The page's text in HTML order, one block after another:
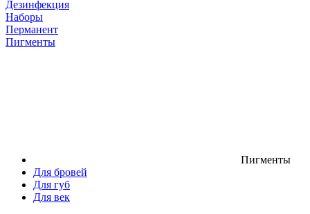
Дезинфекция
Наборы
Перманент
Пигменты
Пигменты
Для бровей
Для губ
Для век